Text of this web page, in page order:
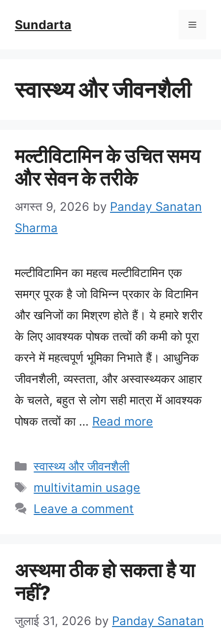
Sundarta Menu
स्वास्थ्य और जीवनशैली
मल्टीविटामिन के उचित समय
और सेवन के तरीके
अगस्त 9, 2026 by Panday Sanatan
Sharma
मल्टीविटामिन का महत्व मल्टीविटामिन एक
समग्र पूरक है जो विभिन्न प्रकार के विटामिन
और खनिजों का मिश्रण होते हैं। ये हमारे शरीर
के लिए आवश्यक पोषक तत्वों की कमी को पूरा
करने में महत्वपूर्ण भूमिका निभाते हैं। आधुनिक
जीवनशैली, व्यस्तता, और अस्वास्थ्यकर आहार
के चलते, बहुत से लोग सही मात्रा में आवश्यक
पोषक तत्वों का … Read more
Categories
स्वास्थ्य और जीवनशैली
Tags
multivitamin usage
Leave a comment
अस्थमा ठीक हो सकता है या
नहीं?
जुलाई 31, 2026 by Panday Sanatan